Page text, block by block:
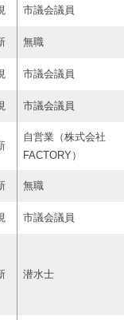
市議会議員
無職
市議会議員
市議会議員
自営業（株式会社
FACTORY）
無職
市議会議員
潜水士